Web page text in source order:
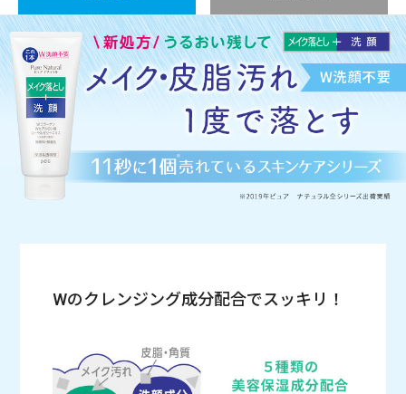
Wのクレンジング成分配合でスッキリ！